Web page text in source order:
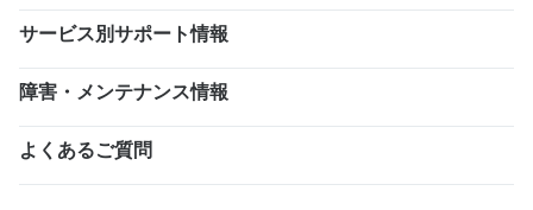
サービス別サポート情報
障害・メンテナンス情報
よくあるご質問